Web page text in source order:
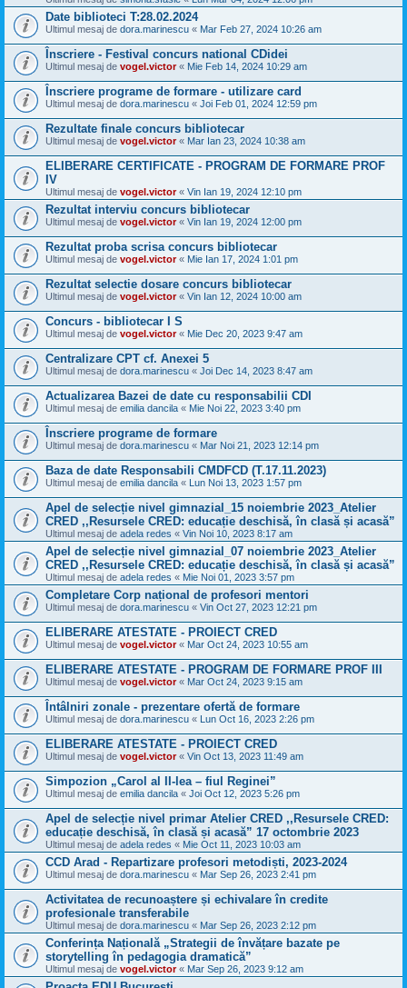
Date biblioteci T:28.02.2024
Ultimul mesaj de dora.marinescu « Mar Feb 27, 2024 10:26 am
Înscriere - Festival concurs national CDidei
Ultimul mesaj de vogel.victor« Mie Feb 14, 2024 10:29 am
Înscriere programe de formare - utilizare card
Ultimul mesaj de dora.marinescu « Joi Feb 01, 2024 12:59 pm
Rezultate finale concurs bibliotecar
Ultimul mesaj de vogel.victor« Mar Ian 23, 2024 10:38 am
ELIBERARE CERTIFICATE - PROGRAM DE FORMARE PROF
IV
Ultimul mesaj de vogel.victor« Vin Ian 19, 2024 12:10 pm
Rezultat interviu concurs bibliotecar
Ultimul mesaj de vogel.victor« Vin Ian 19, 2024 12:00 pm
Rezultat proba scrisa concurs bibliotecar
Ultimul mesaj de vogel.victor« Mie Ian 17, 2024 1:01 pm
Rezultat selectie dosare concurs bibliotecar
Ultimul mesaj de vogel.victor« Vin Ian 12, 2024 10:00 am
Concurs - bibliotecar I S
Ultimul mesaj de vogel.victor« Mie Dec 20, 2023 9:47 am
Centralizare CPT cf. Anexei 5
Ultimul mesaj de dora.marinescu « Joi Dec 14, 2023 8:47 am
Actualizarea Bazei de date cu responsabilii CDI
Ultimul mesaj de emilia dancila « Mie Noi 22, 2023 3:40 pm
Înscriere programe de formare
Ultimul mesaj de dora.marinescu « Mar Noi 21, 2023 12:14 pm
Baza de date Responsabili CMDFCD (T.17.11.2023)
Ultimul mesaj de emilia dancila « Lun Noi 13, 2023 1:57 pm
Apel de selecție nivel gimnazial_15 noiembrie 2023_Atelier
CRED ,,Resursele CRED: educație deschisă, în clasă și acasă”
Ultimul mesaj de adela redes « Vin Noi 10, 2023 8:17 am
Apel de selecție nivel gimnazial_07 noiembrie 2023_Atelier
CRED ,,Resursele CRED: educație deschisă, în clasă și acasă”
Ultimul mesaj de adela redes « Mie Noi 01, 2023 3:57 pm
Completare Corp național de profesori mentori
Ultimul mesaj de dora.marinescu « Vin Oct 27, 2023 12:21 pm
ELIBERARE ATESTATE - PROIECT CRED
Ultimul mesaj de vogel.victor« Mar Oct 24, 2023 10:55 am
ELIBERARE ATESTATE - PROGRAM DE FORMARE PROF III
Ultimul mesaj de vogel.victor« Mar Oct 24, 2023 9:15 am
Întâlniri zonale - prezentare ofertă de formare
Ultimul mesaj de dora.marinescu « Lun Oct 16, 2023 2:26 pm
ELIBERARE ATESTATE - PROIECT CRED
Ultimul mesaj de vogel.victor« Vin Oct 13, 2023 11:49 am
Simpozion „Carol al II-lea – fiul Reginei”
Ultimul mesaj de emilia dancila « Joi Oct 12, 2023 5:26 pm
Apel de selecție nivel primar Atelier CRED ,,Resursele CRED:
educație deschisă, în clasă și acasă” 17 octombrie 2023
Ultimul mesaj de adela redes « Mie Oct 11, 2023 10:03 am
CCD Arad - Repartizare profesori metodiști, 2023-2024
Ultimul mesaj de dora.marinescu « Mar Sep 26, 2023 2:41 pm
Activitatea de recunoaștere și echivalare în credite
profesionale transferabile
Ultimul mesaj de dora.marinescu « Mar Sep 26, 2023 2:12 pm
Conferința Națională „Strategii de învățare bazate pe
storytelling în pedagogia dramatică”
Ultimul mesaj de vogel.victor« Mar Sep 26, 2023 9:12 am